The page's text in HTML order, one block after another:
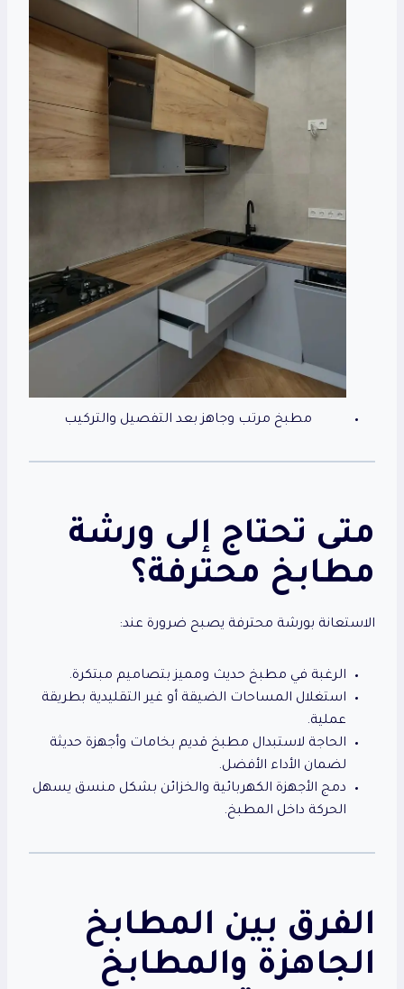
مطبخ مرتب وجاهز بعد التفصيل والتركيب
متى تحتاج إلى ورشة
مطابخ محترفة؟
الاستعانة بورشة محترفة يصبح ضرورة عند:
الرغبة في مطبخ حديث ومميز بتصاميم مبتكرة.
استغلال المساحات الضيقة أو غير التقليدية بطريقة
عملية.
الحاجة لاستبدال مطبخ قديم بخامات وأجهزة حديثة
لضمان الأداء الأفضل.
دمج الأجهزة الكهربائية والخزائن بشكل منسق يسهل
الحركة داخل المطبخ.
الفرق بين المطابخ
الجاهزة والمطابخ